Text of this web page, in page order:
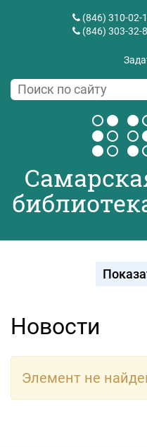
(846) 310-02-
(846) 303-32-
Новости
Элемент не